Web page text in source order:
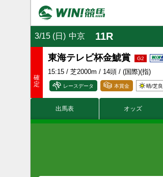
3/15 (日) 中京 11R
東海テレビ杯金鯱賞
15:15 / 芝2000m / 14頭 / (国際)(指)
レースデータ 本賞金
(万円)
6700
2700
1700
晴/芝良
出馬表 オッズ